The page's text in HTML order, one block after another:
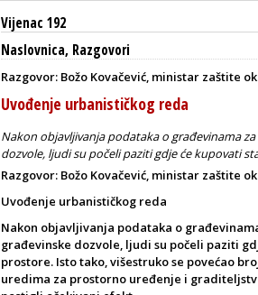
Vijenac 192
Naslovnica, Razgovori
Razgovor: Božo Kovačević, ministar zaštite
Uvođenje urbanističkog reda
Nakon objavljivanja podataka o građevinama
dozvole, ljudi su počeli paziti gdje će kupovati
Razgovor: Božo Kovačević, ministar zaštite
Uvođenje urbanističkog reda
Nakon objavljivanja podataka o
građevinske dozvole, ljudi su počeli paziti
prostore. Isto tako, višestruko se povećao
uredima za prostorno uređenje i